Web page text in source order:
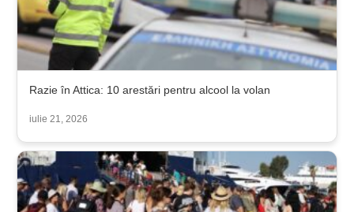
Razie în Attica: 10 arestări pentru alcool la volan
iulie 21, 2026